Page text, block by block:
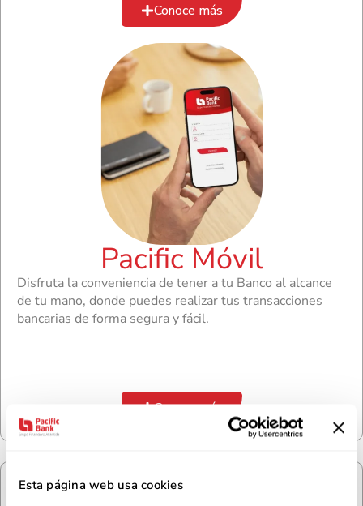
Esta página web usa cookies
Conoce más
Pacific Móvil
Disfruta la conveniencia de tener a tu Banco al alcance
de tu mano, donde puedes realizar tus transacciones
bancarias de forma segura y fácil.
Conoce más